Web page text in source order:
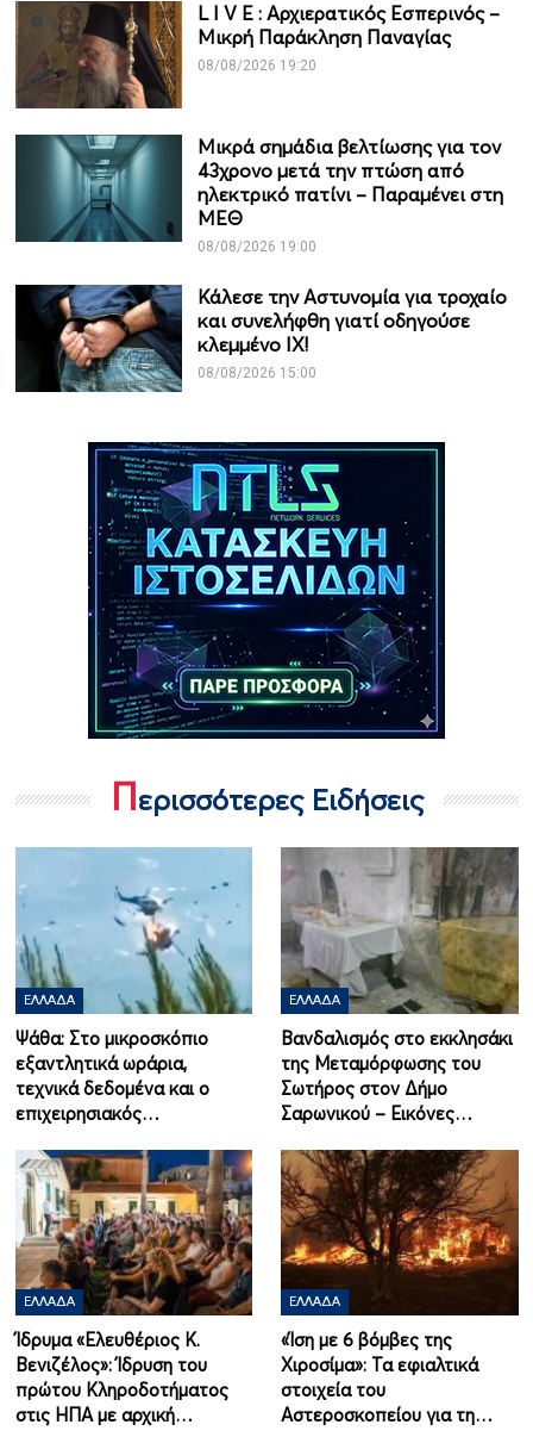
L I V Ε : Αρχιερατικός Εσπερινός –
Μικρή Παράκληση Παναγίας
08/08/2026 19:20
Μικρά σημάδια βελτίωσης για τον
43χρονο μετά την πτώση από
ηλεκτρικό πατίνι – Παραμένει στη
ΜΕΘ
08/08/2026 19:00
Κάλεσε την Αστυνομία για τροχαίο
και συνελήφθη γιατί οδηγούσε
κλεμμένο ΙΧ!
08/08/2026 15:00
Περισσότερες Ειδήσεις
ΕΛΛΆΔΑ
Ψάθα: Στο μικροσκόπιο
εξαντλητικά ωράρια,
τεχνικά δεδομένα και ο
επιχειρησιακός…
ΕΛΛΆΔΑ
Βανδαλισμός στο εκκλησάκι
της Μεταμόρφωσης του
Σωτήρος στον Δήμο
Σαρωνικού – Εικόνες…
ΕΛΛΆΔΑ
Ίδρυμα «Ελευθέριος Κ.
Βενιζέλος»: Ίδρυση του
πρώτου Κληροδοτήματος
στις ΗΠΑ με αρχική…
ΕΛΛΆΔΑ
«Ίση με 6 βόμβες της
Χιροσίμα»: Τα εφιαλτικά
στοιχεία του
Αστεροσκοπείου για τη…